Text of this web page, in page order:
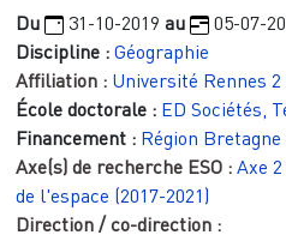
Du 31-10-2019 au 05-07-
Discipline : Géographie
Affiliation : Université Rennes 2
École doctorale : ED Sociétés,
Financement : Région Bretagne
Axe(s) de recherche ESO : Axe
de l'espace (2017-2021)
Direction / co-direction :